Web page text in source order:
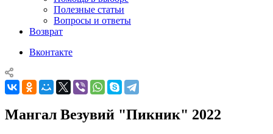
Полезные статьи
Вопросы и ответы
Возврат
Вконтакте
Мангал Везувий "Пикник" 2022